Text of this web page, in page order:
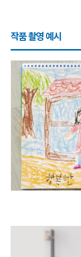
작품 촬영 예시